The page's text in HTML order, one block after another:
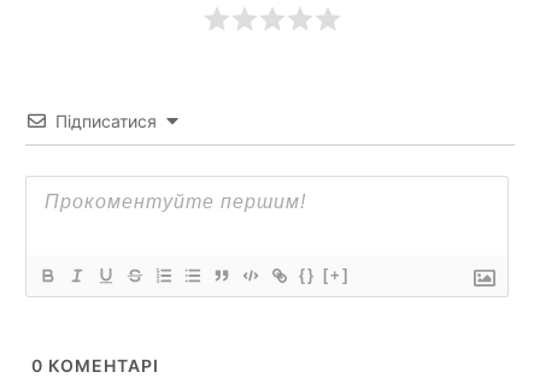
Підписатися
{} [+]
0 КОМЕНТАРІ